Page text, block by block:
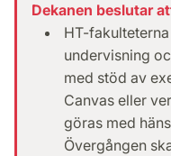
Dekanen beslutar
HT-
undervisning
med stöd av
Canvas eller
göras med
Övergången